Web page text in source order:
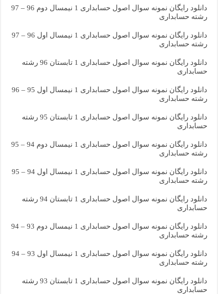
دانلود رایگان نمونه سوال اصول حسابداری 1 نیمسال دوم 96 – 97
رشته حسابداری
دانلود رایگان نمونه سوال اصول حسابداری 1 نیمسال اول 96 – 97
رشته حسابداری
دانلود رایگان نمونه سوال اصول حسابداری 1 تابستان 96 رشته
حسابداری
دانلود رایگان نمونه سوال اصول حسابداری 1 نیمسال اول 95 – 96
رشته حسابداری
دانلود رایگان نمونه سوال اصول حسابداری 1 تابستان 95 رشته
حسابداری
دانلود رایگان نمونه سوال اصول حسابداری 1 نیمسال دوم 94 – 95
رشته حسابداری
دانلود رایگان نمونه سوال اصول حسابداری 1 نیمسال اول 94 – 95
رشته حسابداری
دانلود رایگان نمونه سوال اصول حسابداری 1 تابستان 94 رشته
حسابداری
دانلود رایگان نمونه سوال اصول حسابداری 1 نیمسال دوم 93 – 94
رشته حسابداری
دانلود رایگان نمونه سوال اصول حسابداری 1 نیمسال اول 93 – 94
رشته حسابداری
دانلود رایگان نمونه سوال اصول حسابداری 1 تابستان 93 رشته
حسابداری